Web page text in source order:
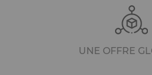
UNE OFFRE